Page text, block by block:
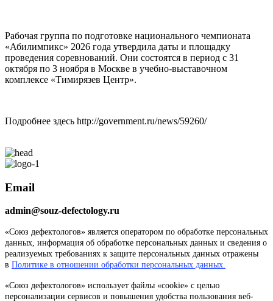
Рабочая группа по подготовке национального чемпионата
«Абилимпикс» 2026 года утвердила даты и площадку
проведения соревнований. Они состоятся в период с 31
октября по 3 ноября в Москве в учебно-выставочном
комплексе «Тимирязев Центр».
Подробнее здесь http://government.ru/news/59260/
Email
admin@souz-defectology.ru
«Союз дефектологов» является оператором по обработке персональных
данных, информация об обработке персональных данных и сведения о
реализуемых требованиях к защите персональных данных отражены
в Политике в отношении обработки персональных данных.
«Союз дефектологов» использует файлы «cookie» с целью
персонализации сервисов и повышения удобства пользования веб-